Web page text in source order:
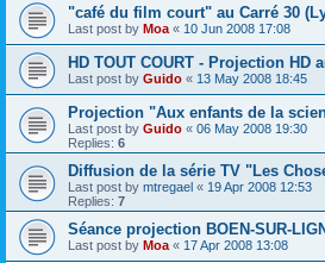
"café du film court" au Carré 30
Last post by Moa « 10 Jun 2008 17:08
HD TOUT COURT - Projection HD
Last post by Guido « 13 May 2008 18:45
Projection "Aux enfants de la
Last post by Guido « 06 May 2008 19:30
Replies: 6
Diffusion de la série TV "Les
Last post by mtregael « 19 Apr 2008 12:53
Replies: 7
Séance projection BOEN-SUR-
Last post by Moa « 17 Apr 2008 13:08